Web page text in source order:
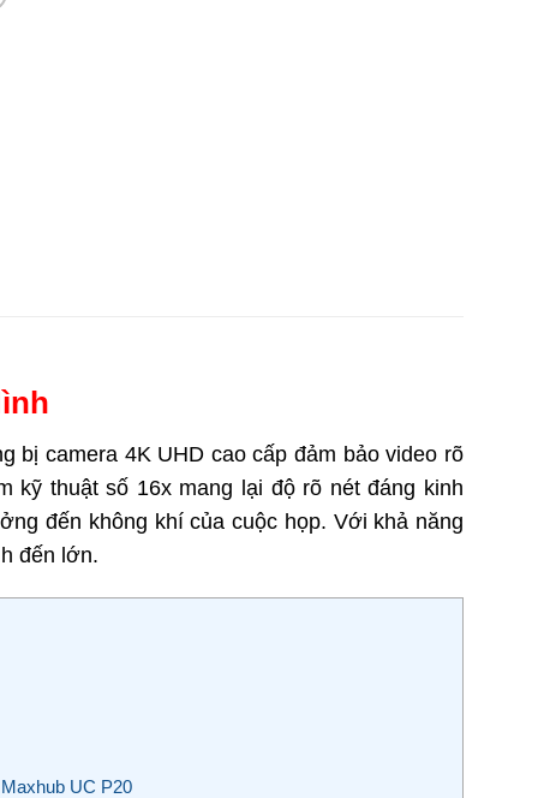
bị camera 4K UHD cao cấp đảm bảo video rõ
kỹ thuật số 16x mang lại độ rõ nét đáng kinh
đến không khí của cuộc họp. Với khả năng
đến lớn.
UC P20